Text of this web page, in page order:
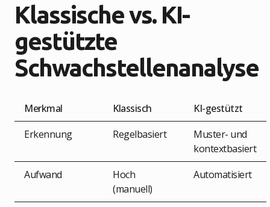
Klassische vs. KI-
gestützte
Schwachstellenanalyse
Merkmal Klassisch
KI-gestützt
Erkennung
Regelbasiert
Muster- und
kontextbasiert
Aufwand
Hoch
(manuell)
Automatisiert